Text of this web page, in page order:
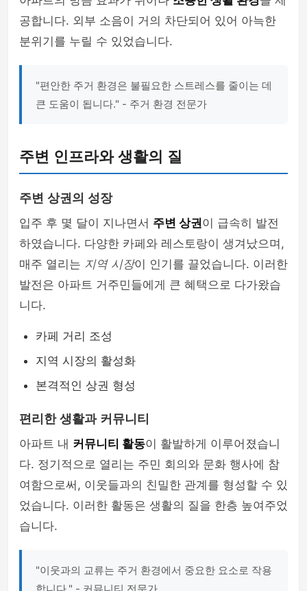
공합니다. 외부 소음이 거의 차단되어 있어 아늑한
분위기를 누릴 수 있었습니다.
"편안한 주거 환경은 불필요한 스트레스를 줄이는 데
큰 도움이 됩니다." - 주거 환경 전문가
주변 인프라와 생활의 질
주변 상권의 성장
입주 후 몇 달이 지나면서 주변 상권이 급속히 발전
하였습니다. 다양한 카페와 레스토랑이 생겨났으며,
매주 열리는 지역 시장이 인기를 끌었습니다. 이러한
발전은 아파트 거주민들에게 큰 혜택으로 다가왔습
니다.
카페 거리 조성
지역 시장의 활성화
본격적인 상권 형성
편리한 생활과 커뮤니티
아파트 내 커뮤니티 활동이 활발하게 이루어졌습니
다. 정기적으로 열리는 주민 회의와 문화 행사에 참
여함으로써, 이웃들과의 친밀한 관계를 형성할 수 있
었습니다. 이러한 활동은 생활의 질을 한층 높여주었
습니다.
"이웃과의 교류는 주거 환경에서 중요한 요소로 작용